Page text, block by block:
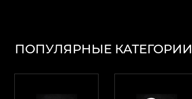
ПОПУЛЯРНЫЕ КАТЕГОРИИ